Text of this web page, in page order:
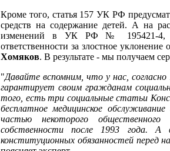
Кроме того, статья 157 УК РФ
средств на содержание детей. А на
изменений в УК РФ № 195421-4, и
ответственности за злостное
Хомяков. В результате - мы получаем
"Давайте вспомним, что у нас,
гарантирует своим гражданам
того, есть три социальные статьи
бесплатное медицинское
частью некоторого общественного
собственности после 1993 года. А
конституционных обязанностей перед